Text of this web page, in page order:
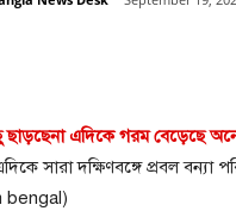
ছাড়ছেনা এদিকে গরম বেড়েছে
সারা দক্ষিণবঙ্গে প্রবল বন্যা
bengal)